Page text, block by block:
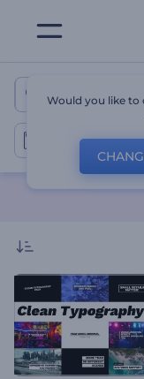
Would you like to